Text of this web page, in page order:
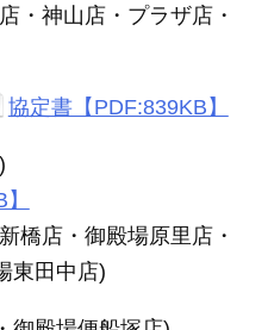
・神山店・プラザ店・
協定書【PDF:839KB】
橋店・御殿場原里店・
東田中店)